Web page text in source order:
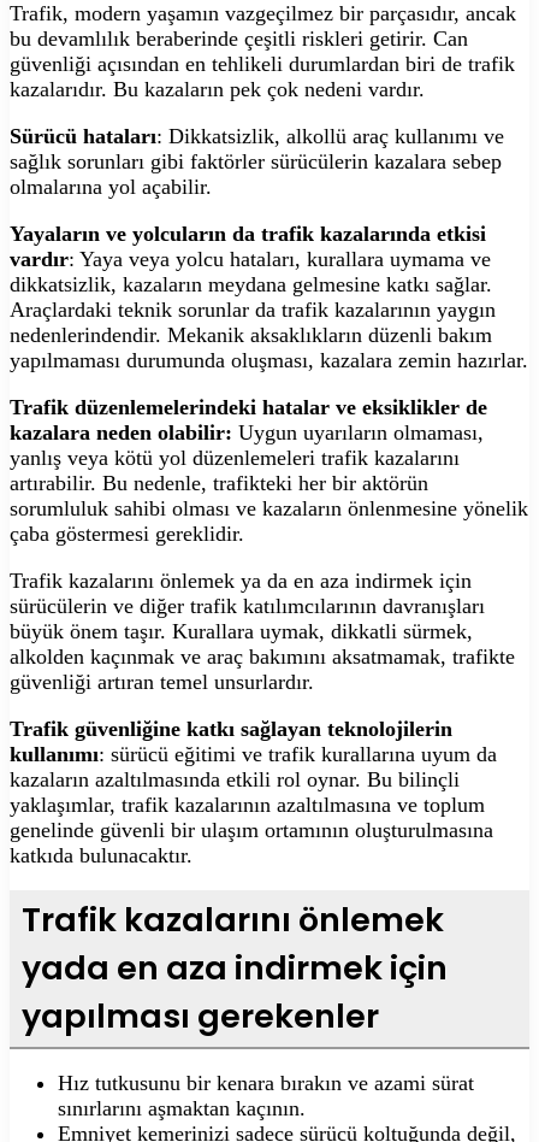
Trafik, modern yaşamın vazgeçilmez bir parçasıdır, ancak
bu devamlılık beraberinde çeşitli riskleri getirir. Can
güvenliği açısından en tehlikeli durumlardan biri de trafik
kazalarıdır. Bu kazaların pek çok nedeni vardır.
Sürücü hataları: Dikkatsizlik, alkollü araç kullanımı ve
sağlık sorunları gibi faktörler sürücülerin kazalara sebep
olmalarına yol açabilir.
Yayaların ve yolcuların da trafik kazalarında etkisi
vardır: Yaya veya yolcu hataları, kurallara uymama ve
dikkatsizlik, kazaların meydana gelmesine katkı sağlar.
Araçlardaki teknik sorunlar da trafik kazalarının yaygın
nedenlerindendir. Mekanik aksaklıkların düzenli bakım
yapılmaması durumunda oluşması, kazalara zemin hazırlar.
Trafik düzenlemelerindeki hatalar ve eksiklikler de
kazalara neden olabilir: Uygun uyarıların olmaması,
yanlış veya kötü yol düzenlemeleri trafik kazalarını
artırabilir. Bu nedenle, trafikteki her bir aktörün
sorumluluk sahibi olması ve kazaların önlenmesine yönelik
çaba göstermesi gereklidir.
Trafik kazalarını önlemek ya da en aza indirmek için
sürücülerin ve diğer trafik katılımcılarının davranışları
büyük önem taşır. Kurallara uymak, dikkatli sürmek,
alkolden kaçınmak ve araç bakımını aksatmamak, trafikte
güvenliği artıran temel unsurlardır.
Trafik güvenliğine katkı sağlayan teknolojilerin
kullanımı: sürücü eğitimi ve trafik kurallarına uyum da
kazaların azaltılmasında etkili rol oynar. Bu bilinçli
yaklaşımlar, trafik kazalarının azaltılmasına ve toplum
genelinde güvenli bir ulaşım ortamının oluşturulmasına
katkıda bulunacaktır.
Trafik kazalarını önlemek
yada en aza indirmek için
yapılması gerekenler
Hız tutkusunu bir kenara bırakın ve azami sürat
sınırlarını aşmaktan kaçının.
Emniyet kemerinizi sadece sürücü koltuğunda değil,